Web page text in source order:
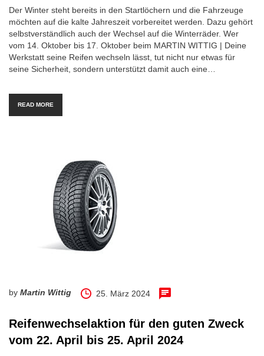
Der Winter steht bereits in den Startlöchern und die Fahrzeuge
möchten auf die kalte Jahreszeit vorbereitet werden. Dazu gehört
selbstverständlich auch der Wechsel auf die Winterräder. Wer
vom 14. Oktober bis 17. Oktober beim MARTIN WITTIG | Deine
Werkstatt seine Reifen wechseln lässt, tut nicht nur etwas für
seine Sicherheit, sondern unterstützt damit auch eine…
READ MORE
by Martin Wittig 25. März 2024
Reifenwechselaktion für den guten Zweck
vom 22. April bis 25. April 2024